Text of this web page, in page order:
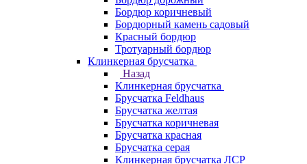
Бордюр коричневый
Бордюрный камень садовый
Красный бордюр
Тротуарный бордюр
Клинкерная брусчатка
Назад
Клинкерная брусчатка
Брусчатка Feldhaus
Брусчатка желтая
Брусчатка коричневая
Брусчатка красная
Брусчатка серая
Клинкерная брусчатка ЛСР